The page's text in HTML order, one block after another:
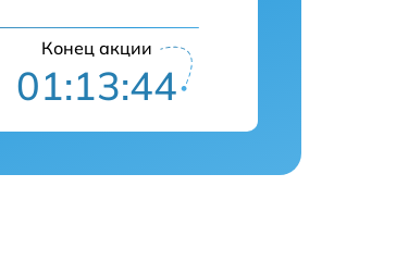
Конец акции
01:13:43